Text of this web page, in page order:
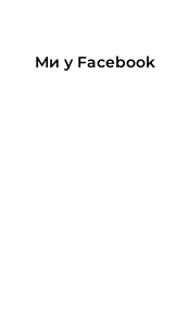
Ми у Facebook